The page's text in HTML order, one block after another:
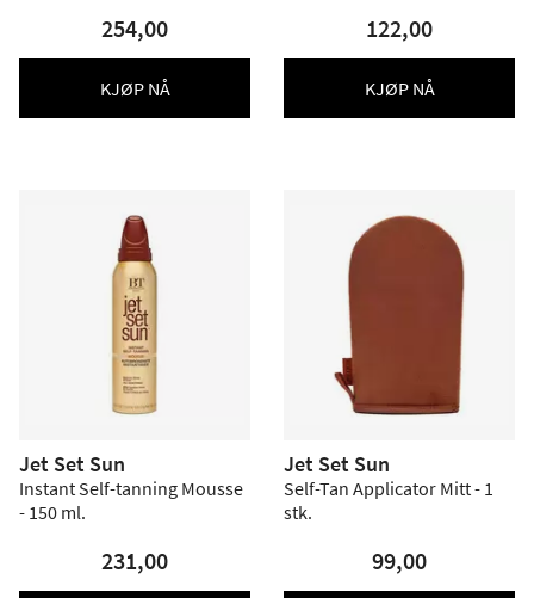
254,00
KJØP NÅ
122,00
KJØP NÅ
Jet Set Sun
Instant Self-tanning Mousse
- 150 ml.
231,00
Jet Set Sun
Self-Tan Applicator Mitt - 1
stk.
99,00